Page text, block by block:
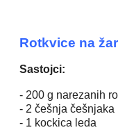
Rotkvice na
Sastojci:
- 200 g narezanih
- 2 češnja češnjaka
- 1 kockica leda